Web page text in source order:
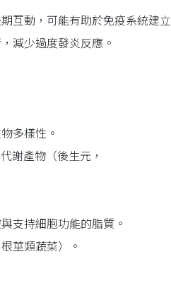
互動，可能有助於免疫系統建立
減少過度發炎反應。
多樣性。
謝產物（後生元，
支持細胞功能的脂質。
莖類蔬菜）。